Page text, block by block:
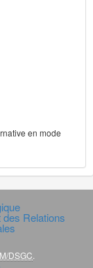
en mode
Relations
DSGC